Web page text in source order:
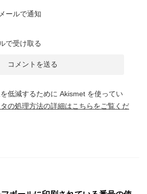
ールで通知
で受け取る
低減するために Akismet を使ってい
の処理方法の詳細はこちらをご覧くだ